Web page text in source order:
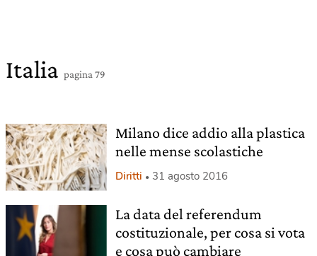
Italia pagina 79
Milano dice addio alla plastica
nelle mense scolastiche
Diritti 31 agosto 2016
La data del referendum
costituzionale, per cosa si vota
e cosa può cambiare